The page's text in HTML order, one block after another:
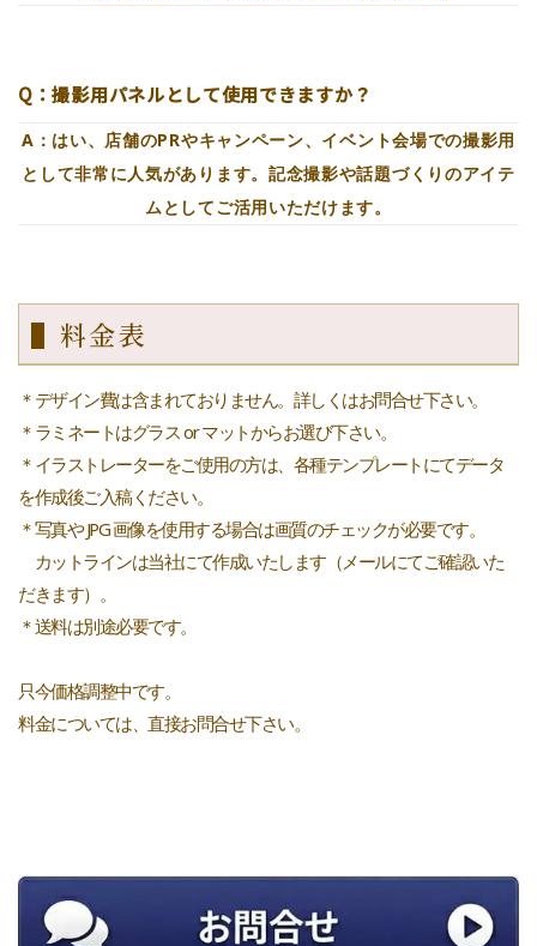
Q：撮影用パネルとして使用できますか？
A：はい、店舗のPRやキャンペーン、イベント会場での撮影用
として非常に人気があります。記念撮影や話題づくりのアイテ
ムとしてご活用いただけます。
▌料金表
＊デザイン費は含まれておりません。詳しくはお問合せ下さい。
＊ラミネートはグラス or マットからお選び下さい。
＊イラストレーターをご使用の方は、各種テンプレートにてデータ
を作成後ご入稿ください。
＊写真や JPG 画像を使用する場合は画質のチェックが必要です。
カットラインは当社にて作成いたします（メールにてご確認いた
だきます）。
＊送料は別途必要です。
只今価格調整中です。
料金については、直接お問合せ下さい。